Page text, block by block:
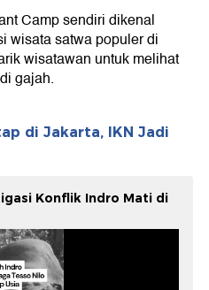
Camp sendiri dikenal
wisata satwa populer di
wisatawan untuk melihat
gajah.
di Jakarta, IKN Jadi
Konflik Indro Mati di